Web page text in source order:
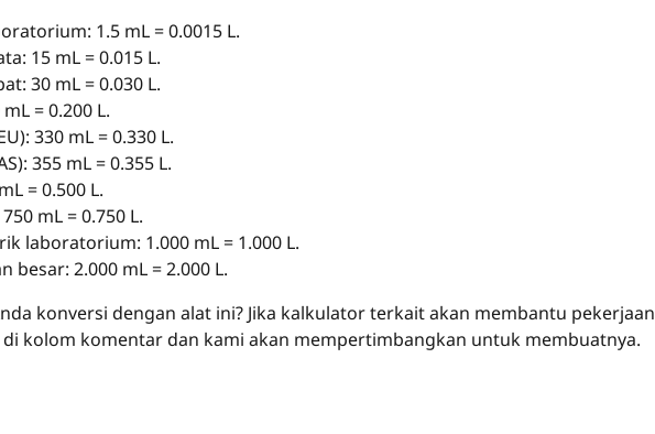
1.5 mL = 0.0015 L.
15 mL = 0.015 L.
30 mL = 0.030 L.
= 0.200 L.
330 mL = 0.330 L.
355 mL = 0.355 L.
= 0.500 L.
mL = 0.750 L.
laboratorium: 1.000 mL = 1.000 L.
besar: 2.000 mL = 2.000 L.
konversi dengan alat ini? Jika kalkulator terkait akan membantu pekerjaan
kolom komentar dan kami akan mempertimbangkan untuk membuatnya.